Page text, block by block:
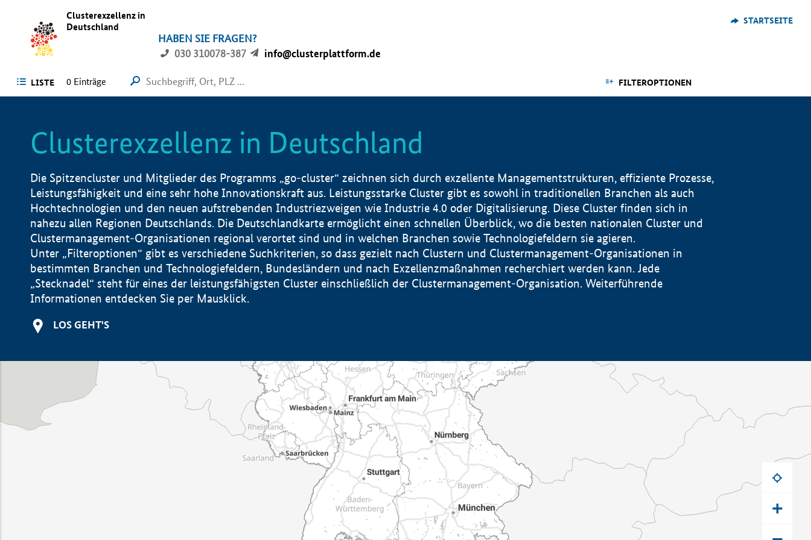
Clusterexzellenz in
Deutschland
HABEN SIE FRAGEN?
030 310078-387
info@clusterplattform.de
STARTSEITE
LISTE FILTEROPTIONEN
0 Einträge
Clusterexzellenz in Deutschland
Die Spitzencluster und Mitglieder des Programms „go-cluster“ zeichnen sich durch exzellente Managementstrukturen, effiziente Prozesse,
Leistungsfähigkeit und eine sehr hohe Innovationskraft aus. Leistungsstarke Cluster gibt es sowohl in traditionellen Branchen als auch
Hochtechnologien und den neuen aufstrebenden Industriezweigen wie Industrie 4.0 oder Digitalisierung. Diese Cluster finden sich in
nahezu allen Regionen Deutschlands. Die Deutschlandkarte ermöglicht einen schnellen Überblick, wo die besten nationalen Cluster und
Clustermanagement-Organisationen regional verortet sind und in welchen Branchen sowie Technologiefeldern sie agieren.
Unter „Filteroptionen“ gibt es verschiedene Suchkriterien, so dass gezielt nach Clustern und Clustermanagement-Organisationen in
bestimmten Branchen und Technologiefeldern, Bundesländern und nach Exzellenzmaßnahmen recherchiert werden kann. Jede
„Stecknadel“ steht für eines der leistungsfähigsten Cluster einschließlich der Clustermanagement-Organisation. Weiterführende
Informationen entdecken Sie per Mausklick.
LOS GEHT'S
+